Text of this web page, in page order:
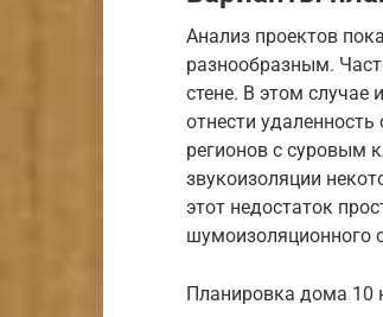
Анализ проектов
разнообразным.
стене. В этом
отнести
регионов с суровым
звукоизоляции
этот недостаток
шумоизоляционного
Планировка дома 10